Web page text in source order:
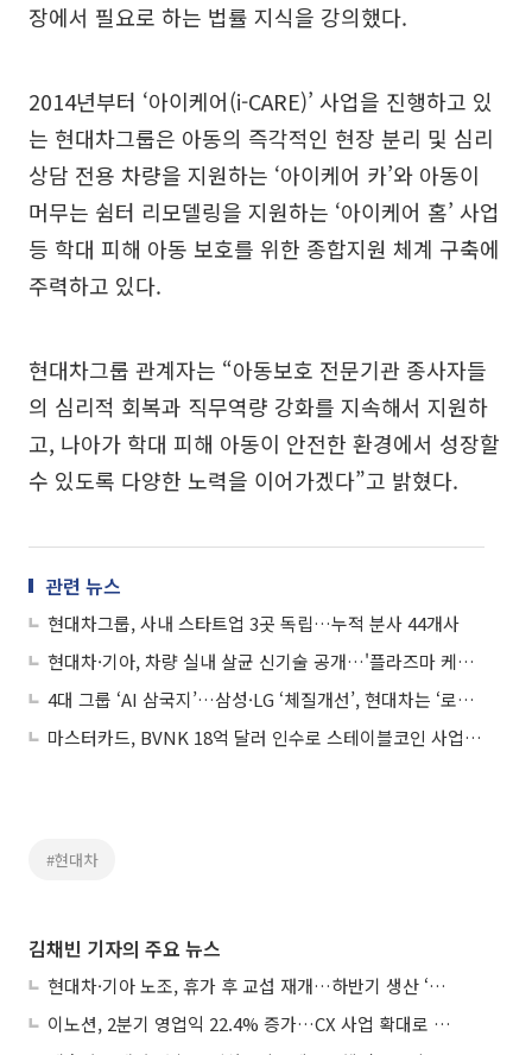
장에서 필요로 하는 법률 지식을 강의했다.
2014년부터 ‘아이케어(i-CARE)’ 사업을 진행하고 있
는 현대차그룹은 아동의 즉각적인 현장 분리 및 심리
상담 전용 차량을 지원하는 ‘아이케어 카’와 아동이
머무는 쉼터 리모델링을 지원하는 ‘아이케어 홈’ 사업
등 학대 피해 아동 보호를 위한 종합지원 체계 구축에
주력하고 있다.
현대차그룹 관계자는 “아동보호 전문기관 종사자들
의 심리적 회복과 직무역량 강화를 지속해서 지원하
고, 나아가 학대 피해 아동이 안전한 환경에서 성장할
수 있도록 다양한 노력을 이어가겠다”고 밝혔다.
관련 뉴스
현대차그룹, 사내 스타트업 3곳 독립…누적 분사 44개사
현대차·기아, 차량 실내 살균 신기술 공개…'플라즈마 케어 UVC' 세계 최초 개발
4대 그룹 ‘AI 삼국지’…삼성·LG ‘체질개선’, 현대차는 ‘로봇’, SK는 ‘조직파괴’
마스터카드, BVNK 18억 달러 인수로 스테이블코인 사업 본격 확장
#현대차
김채빈 기자의 주요 뉴스
현대차·기아 노조, 휴가 후 교섭 재개…하반기 생산 ‘분수령’
이노션, 2분기 영업익 22.4% 증가…CX 사업 확대로 성장세 지속